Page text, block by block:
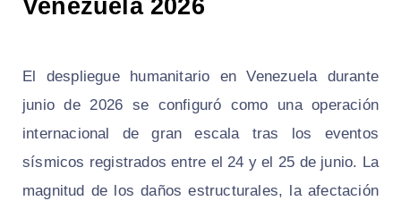
Venezuela 2026
El despliegue humanitario en Venezuela durante
junio de 2026 se configuró como una operación
internacional de gran escala tras los eventos
sísmicos registrados entre el 24 y el 25 de junio. La
magnitud de los daños estructurales, la afectación